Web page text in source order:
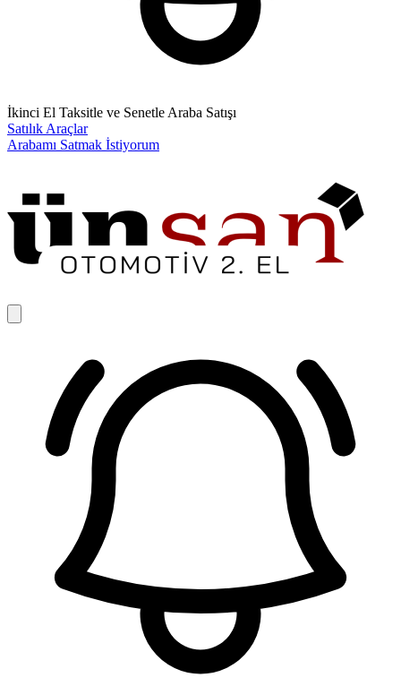
İkinci El Taksitle ve Senetle Araba Satışı
Satılık Araçlar
Arabamı Satmak İstiyorum